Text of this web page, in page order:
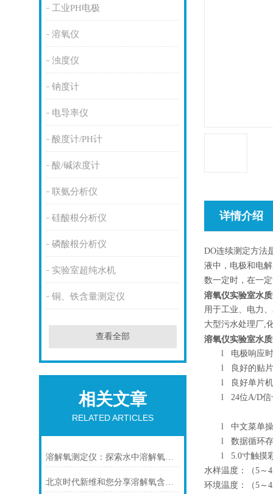
工业PH电极
溶氧仪
浊度仪
钠度计
电导率仪
酸度计/PH计
酸/碱浓度计
联氨分析仪
硅酸根分析仪
磷酸根分析仪
实验室超纯水机
铜、铁含量测定仪
查看全部
相关文章
RELATED ARTICLES
溶解氧测定仪：探索水中溶解氧的奥秘​
北京时代新维和您分享溶解氧含量的影响因素有哪些
详情介绍
DO连续测定方法
液中，电极和电
数一定时，在一
溶氧仪实验室水
用于工业、电力
大型污水处理厂,
溶氧仪实验室水
l
电极响应
l
良好的贴
l
良好单片
l
24位A/D
l
中文菜单
l
数据循环
l
5.0寸触摸
水样温度：（5～
环境温度：（5～